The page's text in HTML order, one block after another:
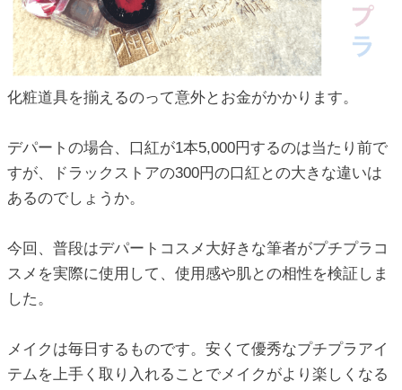
化粧道具を揃えるのって意外とお金がかかります。
デパートの場合、口紅が1本5,000円するのは当たり前で
すが、ドラックストアの300円の口紅との大きな違いは
あるのでしょうか。
今回、普段はデパートコスメ大好きな筆者がプチプラコ
スメを実際に使用して、使用感や肌との相性を検証しま
した。
メイクは毎日するものです。安くて優秀なプチプラアイ
テムを上手く取り入れることでメイクがより楽しくなる
antiaging/wp-
antiaging/wp-
antiaging/wp-